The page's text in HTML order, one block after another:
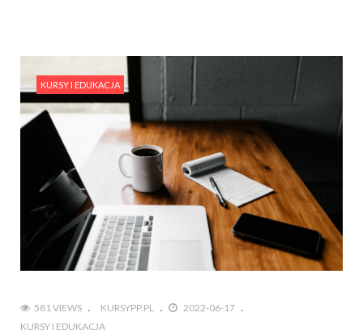
KURSY I EDUKACJA
581 VIEWS KURSYPP.PL
2022-06-17
KURSY I EDUKACJA